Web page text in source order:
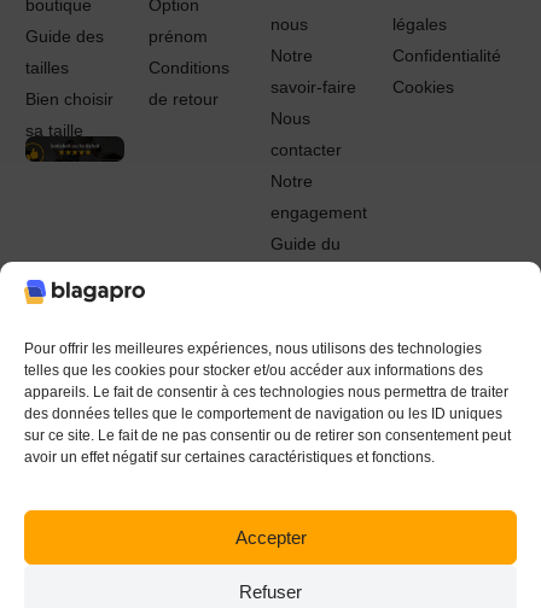
Pour offrir les meilleures expériences, nous utilisons des technologies
telles que les cookies pour stocker et/ou accéder aux informations des
appareils. Le fait de consentir à ces technologies nous permettra de traiter
des données telles que le comportement de navigation ou les ID uniques
sur ce site. Le fait de ne pas consentir ou de retirer son consentement peut
avoir un effet négatif sur certaines caractéristiques et fonctions.
Accepter
Refuser
boutique
Guide des
tailles
Bien choisir
sa taille
Option
prénom
Conditions
de retour
nous
Notre
savoir-faire
Nous
contacter
Notre
engagement
Guide du
légales
Confidentialité
Cookies
© 2022 - 2024 Blagapro. Tous droits réservés. Textiles
personnalisés à Orléans